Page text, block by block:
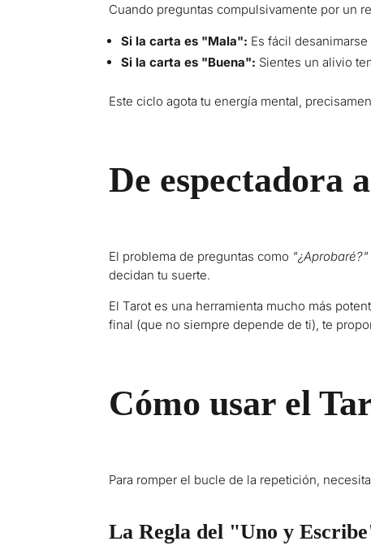
Cuando preguntas compulsivamente por un
Si la carta es "Mala": Es fácil
Si la carta es "Buena": Sientes un alivio
Este ciclo agota tu energía mental,
De espectadora
El problema de preguntas como "¿Aprobaré?"
decidan tu suerte.
El Tarot es una herramienta mucho más
final (que no siempre depende de ti), te
Cómo usar el
Para romper el bucle de la repetición,
La Regla del "Uno y